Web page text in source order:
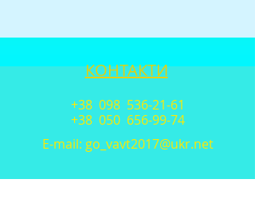
КОНТАКТИ
+38 098 536-21-61
+38 050 656-99-74
E-mail: go_vavt2017@ukr.net